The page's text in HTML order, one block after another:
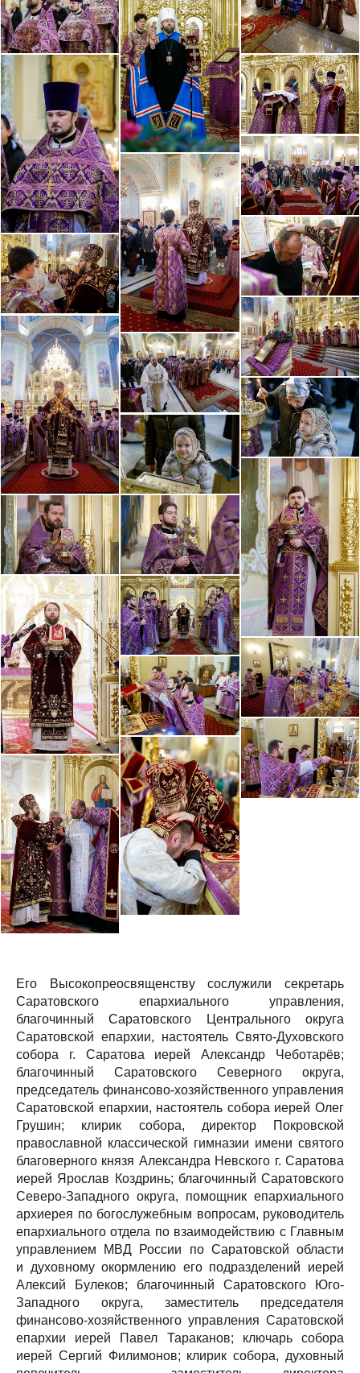
Его Высокопреосвященству сослужили секретарь
Саратовского епархиального управления,
благочинный Саратовского Центрального округа
Саратовской епархии, настоятель Свято-Духовского
собора г. Саратова иерей Александр Чеботарёв;
благочинный Саратовского Северного округа,
председатель финансово-хозяйственного управления
Саратовской епархии, настоятель собора иерей Олег
Грушин; клирик собора, директор Покровской
православной классической гимназии имени святого
благоверного князя Александра Невского г. Саратова
иерей Ярослав Коздринь; благочинный Саратовского
Северо-Западного округа, помощник епархиального
архиерея по богослужебным вопросам, руководитель
епархиального отдела по взаимодействию с Главным
управлением МВД России по Саратовской области
и духовному окормлению его подразделений иерей
Алексий Булеков; благочинный Саратовского Юго-
Западного округа, заместитель председателя
финансово-хозяйственного управления Саратовской
епархии иерей Павел Тараканов; ключарь собора
иерей Сергий Филимонов; клирик собора, духовный